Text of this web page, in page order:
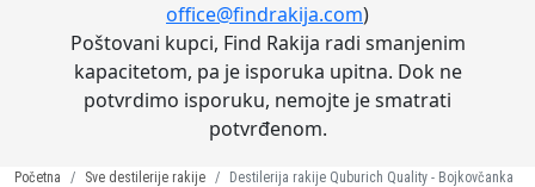
office@findrakija.com)
Poštovani kupci, Find Rakija radi smanjenim
kapacitetom, pa je isporuka upitna. Dok ne
potvrdimo isporuku, nemojte je smatrati
potvrđenom.
Početna Sve destilerije rakije Destilerija rakije Quburich Quality - Bojkovčanka